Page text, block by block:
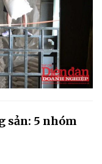
sản: 5 nhóm